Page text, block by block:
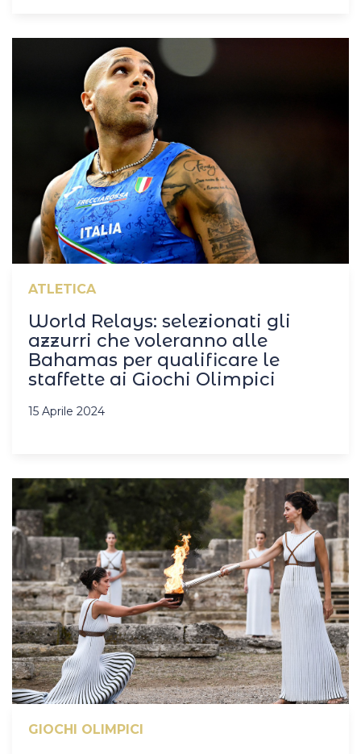
ATLETICA
World Relays: selezionati gli
azzurri che voleranno alle
Bahamas per qualificare le
staffette ai Giochi Olimpici
15 Aprile 2024
GIOCHI OLIMPICI